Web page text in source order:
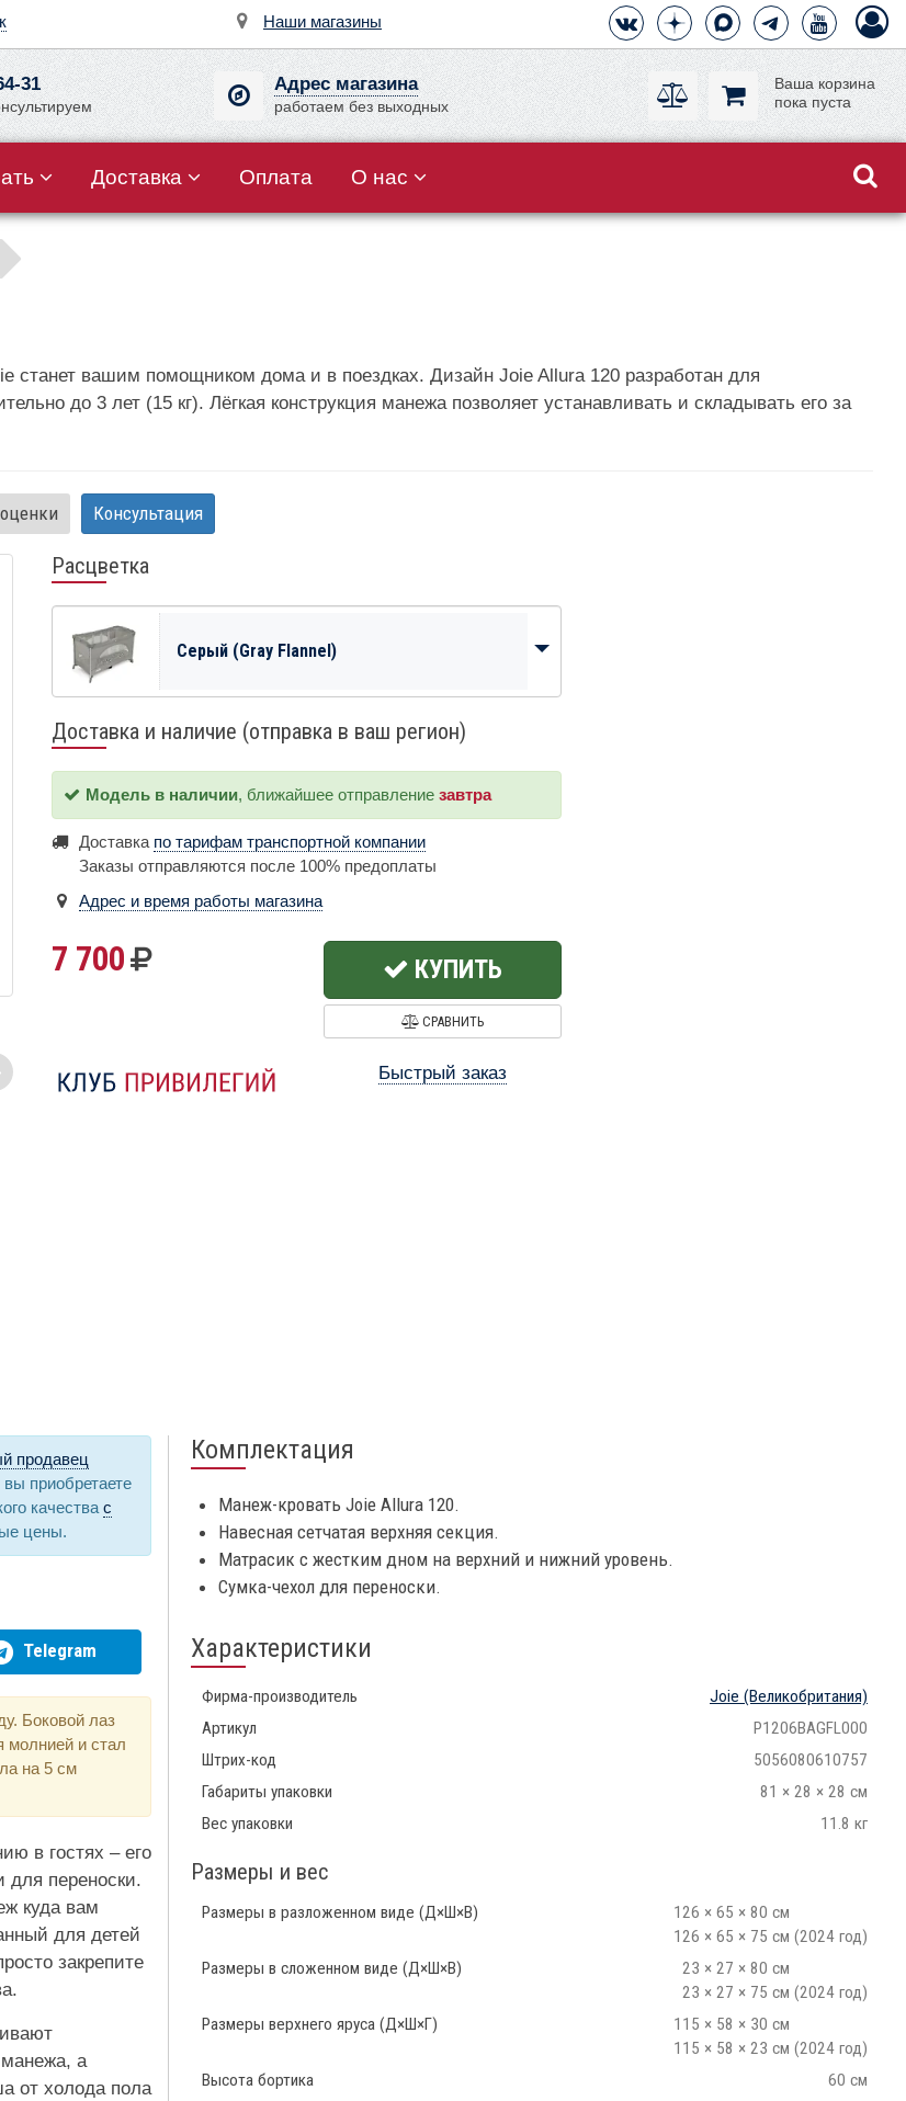
Наши магазины
31 Адрес магазина
работаем без выходных
Ваша корзина
пока пуста
Доставка Оплата О нас
станет вашим помощником дома и в поездках. Дизайн Joie Allura 120 разработан для
до 3 лет (15 кг). Лёгкая конструкция манежа позволяет устанавливать и складывать его за
Консультация
Расцветка
Серый (Gray Flannel)
Доставка и наличие (отправка в ваш регион)
Модель в наличии, ближайшее отправление завтра
Доставка по тарифам транспортной компании
Заказы отправляются после 100% предоплаты
Адрес и время работы магазина
7 700 КУПИТЬ
СРАВНИТЬ
Быстрый заказ
продавец
вы приобретаете
качества с
цены.
Telegram
Боковой лаз
молнией и стал
на 5 см
в гостях – его
для переноски.
куда вам
для детей
закрепите
а
от холода пола
Комплектация
Манеж-кровать Joie Allura 120.
Навесная сетчатая верхняя секция.
Матрасик с жестким дном на верхний и нижний уровень.
Сумка-чехол для переноски.
Характеристики
Фирма-производитель Joie (Великобритания)
Артикул
P1206BAGFL000
Штрих-код
5056080610757
Габариты упаковки
81 × 28 × 28 см
Вес упаковки
11.8 кг
Размеры и вес
Размеры в разложенном виде (Д×Ш×В)
126 × 65 × 80 см
126 × 65 × 75 см (2024 год)
Размеры в сложенном виде (Д×Ш×В)
23 × 27 × 80 см
23 × 27 × 75 см (2024 год)
Размеры верхнего яруса (Д×Ш×Г)
115 × 58 × 30 см
115 × 58 × 23 см (2024 год)
Высота бортика
60 см